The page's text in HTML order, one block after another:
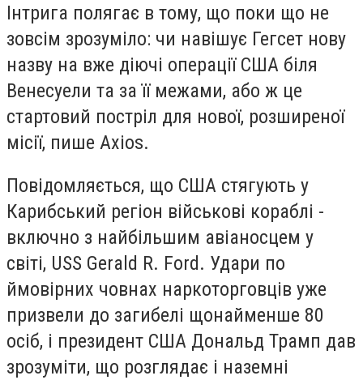
Інтрига полягає в тому, що поки що не
зовсім зрозуміло: чи навішує Гегсет нову
назву на вже діючі операції США біля
Венесуели та за її межами, або ж це
стартовий постріл для нової, розширеної
місії, пише Axios.
Повідомляється, що США стягують у
Карибський регіон військові кораблі -
включно з найбільшим авіаносцем у
світі, USS Gerald R. Ford. Удари по
ймовірних човнах наркоторговців уже
призвели до загибелі щонайменше 80
осіб, і президент США Дональд Трамп дав
зрозуміти, що розглядає і наземні